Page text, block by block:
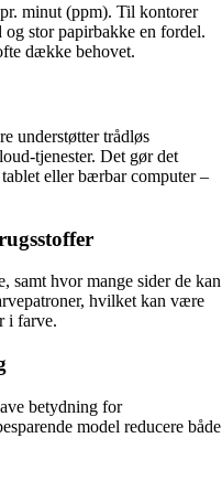
minut (ppm). Til kontorer
og stor papirbakke en fordel.
dække behovet.
understøtter trådløs
tjenester. Det gør det
eller bærbar computer –
samt hvor mange sider de kan
hvilket kan være
i farve.
betydning for
model reducere både